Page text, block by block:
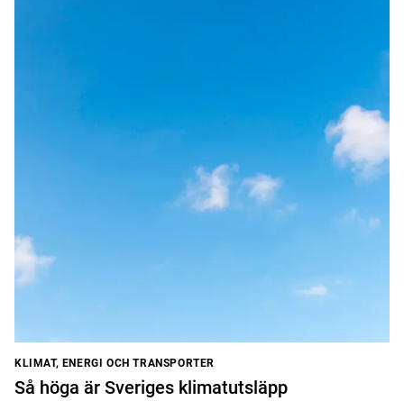
KLIMAT, ENERGI OCH TRANSPORTER
Så höga är Sveriges klimatutsläpp